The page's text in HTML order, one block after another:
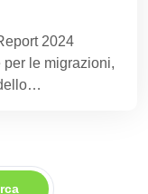
2024
le migrazioni,